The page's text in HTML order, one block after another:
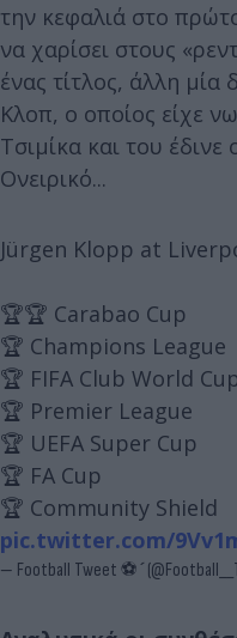
την κεφαλιά στο
να χαρίσει στους
ένας τίτλος, άλλη μία
Κλοπ, ο οποίος είχε
Τσιμίκα και του έδινε
Ονειρικό...
Jürgen Klopp at
🏆🏆 Carabao Cup
🏆 Champions League
🏆 FIFA Club World
🏆 Premier League
🏆 UEFA Super Cup
🏆 FA Cup
🏆 Community Shield
pic.twitter.com/
— Football Tweet ⚽